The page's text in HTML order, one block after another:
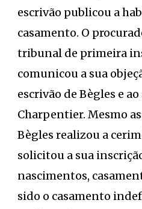
escrivão publicou a
casamento. O
tribunal de primeira
comunicou a sua
escrivão de Bègles e ao
Charpentier. Mesmo
Bègles realizou a
solicitou a sua
nascimentos,
sido o casamento